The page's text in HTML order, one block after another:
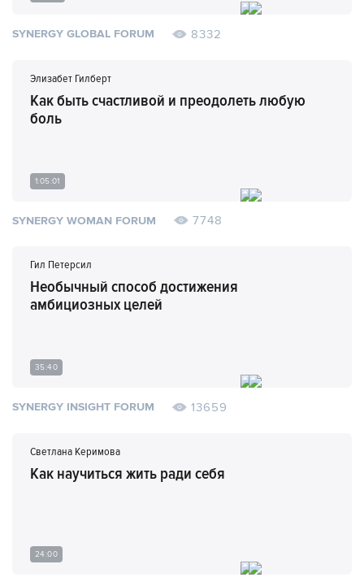
SYNERGY GLOBAL FORUM 8332
Элизабет Гилберт
Как быть счастливой и преодолеть любую
боль
1:05:01
SYNERGY WOMAN FORUM 7748
Гил Петерсил
Необычный способ достижения
амбициозных целей
35:40
SYNERGY INSIGHT FORUM 13659
Светлана Керимова
Как научиться жить ради себя
24:00